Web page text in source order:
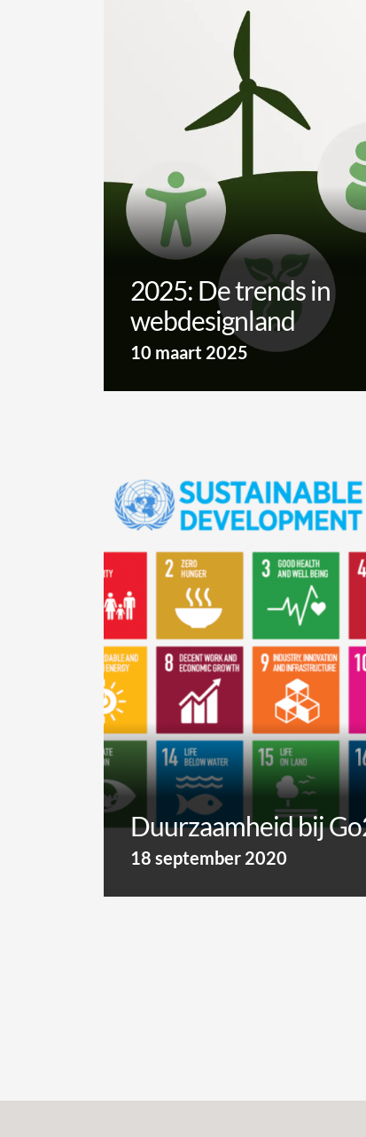
2025: De trends in
webdesignland
10 maart 2025
Duurzaamheid bij
18 september 2020